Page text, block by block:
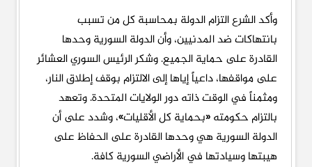
وأكد الشرع التزام الدولة بمحاسبة كل من تسبب
بانتهاكات ضد المدنيين، وأن الدولة السورية وحدها
القادرة على حماية الجميع. وشكر الرئيس السوري العشائر
على مواقفها، داعياً إياها إلى الالتزام بوقف إطلاق النار،
ومثمناً في الوقت ذاته دور الولايات المتحدة. وتعهد
بالتزام حكومته «بحماية كل الأقليات»، وشدد على أن
الدولة السورية هي وحدها القادرة على الحفاظ على
هيبتها وسيادتها في الأراضي السورية كافة.